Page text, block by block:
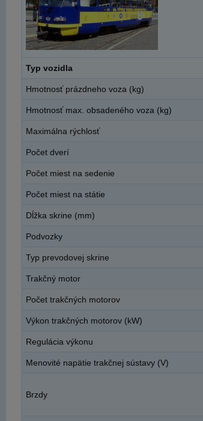
Typ vozidla
Hmotnosť prázdneho voza (kg)
Hmotnosť max. obsadeného voza (kg)
Maximálna rýchlosť
Počet dverí
Počet miest na sedenie
Počet miest na státie
Dĺžka skrine (mm)
Podvozky
Typ prevodovej skrine
Trakčný motor
Počet trakčných motorov
Výkon trakčných motorov (kW)
Regulácia výkonu
Menovité napätie trakčnej sústavy (V)
Brzdy